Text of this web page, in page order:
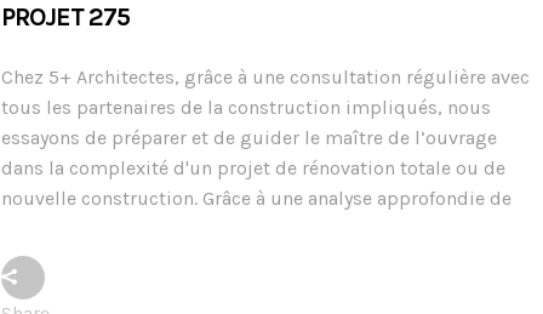
PROJET 275
Chez 5+ Architectes, grâce à une consultation régulière avec
tous les partenaires de la construction impliqués, nous
essayons de préparer et de guider le maître de l’ouvrage
dans la complexité d'un projet de rénovation totale ou de
nouvelle construction. Grâce à une analyse approfondie de